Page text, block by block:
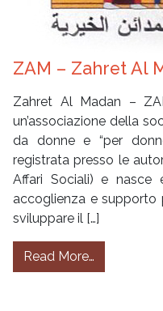
ZAM – Zahret Al
Zahret Al Madan –
un’associazione della
da donne e “per
registrata presso le
Affari Sociali) e
accoglienza e supporto
sviluppare il […]
Read More…